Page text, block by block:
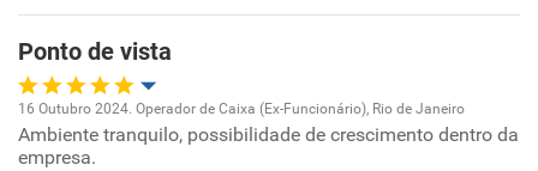
Benefícios
Recomenda esta empresa
Ponto de vista
Oportunidade de promoção
16 Outubro 2024. Operador de Caixa (Ex-Funcionário), Rio de Janeiro
Ambiente tranquilo, possibilidade de crescimento dentro da
empresa.